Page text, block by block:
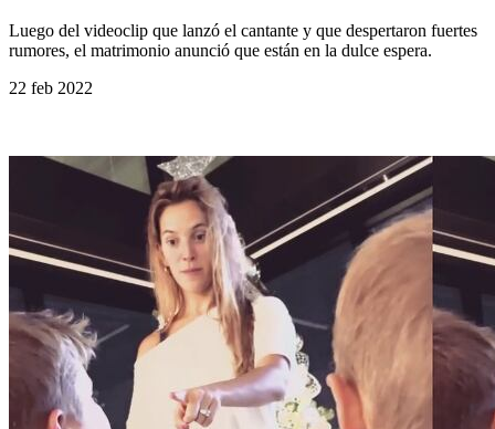
Luego del videoclip que lanzó el cantante y que despertaron fuertes
rumores, el matrimonio anunció que están en la dulce espera.
22 feb 2022